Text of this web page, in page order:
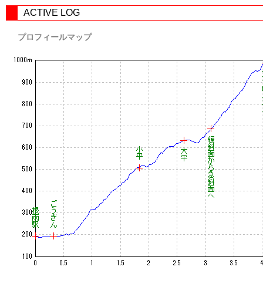
ACTIVE LOG
プロフィールマップ